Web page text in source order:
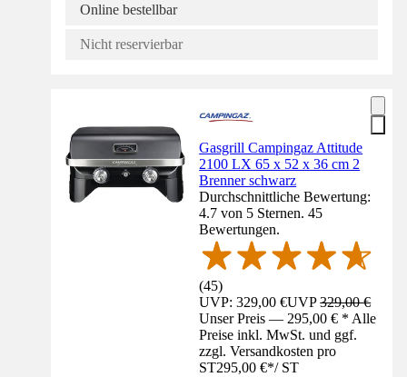
Online bestellbar
Nicht reservierbar
Gasgrill Campingaz Attitude
2100 LX 65 x 52 x 36 cm 2
Brenner schwarz
Durchschnittliche Bewertung:
4.7 von 5 Sternen. 45
Bewertungen.
(45)
UVP: 329,00 €UVP329,00 €
Unser Preis — 295,00 € * Alle
Preise inkl. MwSt. und ggf.
zzgl. Versandkosten pro
ST295,00 €*/ ST